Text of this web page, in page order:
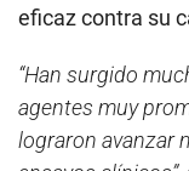
eficaz contra su
“Han surgido
agentes muy
lograron avanzar